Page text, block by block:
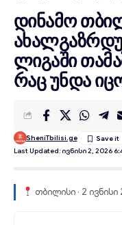
დინამო
ლიგაში
რაც უნდა
Last Updated: Ივნისი 2, 2026
SheniTbilisi.ge
თბილისი · 2